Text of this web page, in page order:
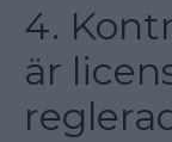
4.
är